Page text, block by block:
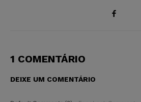
1 COMENTÁRIO
DEIXE UM COMENTÁRIO